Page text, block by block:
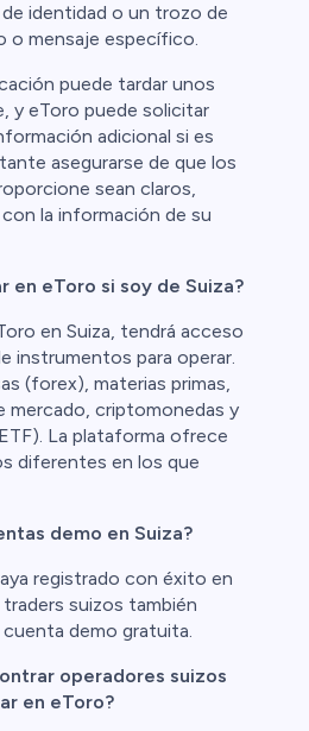
identidad o un trozo de
o mensaje específico.
puede tardar unos
y eToro puede solicitar
adicional si es
asegurarse de que los
sean claros,
la información de su
en eToro si soy de Suiza?
en Suiza, tendrá acceso
instrumentos para operar.
(forex), materias primas,
mercado, criptomonedas y
La plataforma ofrece
diferentes en los que
demo en Suiza?
registrado con éxito en
suizos también
demo gratuita.
operadores suizos
en eToro?